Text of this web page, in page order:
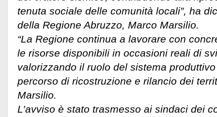
tenuta sociale delle comunità locali”, ha
della Regione Abruzzo, Marco Marsilio.
“La Regione continua a lavorare con
le risorse disponibili in occasioni reali di
valorizzando il ruolo del sistema
percorso di ricostruzione e rilancio dei
Marsilio.
L’avviso è stato trasmesso ai sindaci dei